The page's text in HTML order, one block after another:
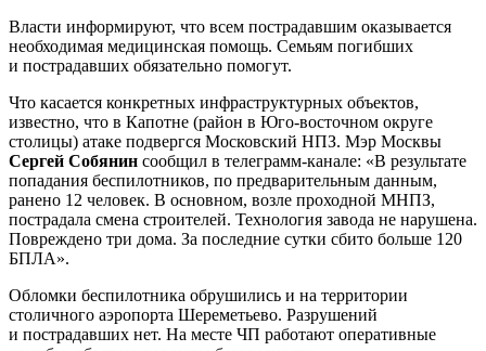
Власти информируют, что всем пострадавшим оказывается
необходимая медицинская помощь. Семьям погибших
и пострадавших обязательно помогут.
Что касается конкретных инфраструктурных объектов,
известно, что в Капотне (район в Юго-восточном округе
столицы) атаке подвергся Московский НПЗ. Мэр Москвы
Сергей Собянин сообщил в телеграмм-канале: «В результате
попадания беспилотников, по предварительным данным,
ранено 12 человек. В основном, возле проходной МНПЗ,
пострадала смена строителей. Технология завода не нарушена.
Повреждено три дома. За последние сутки сбито больше 120
БПЛА».
Обломки беспилотника обрушились и на территории
столичного аэропорта Шереметьево. Разрушений
и пострадавших нет. На месте ЧП работают оперативные